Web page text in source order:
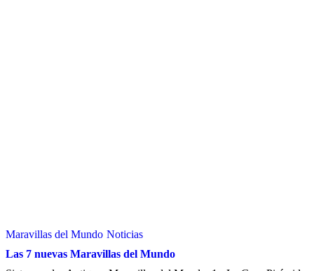
Maravillas del Mundo Noticias
Las 7 nuevas Maravillas del Mundo